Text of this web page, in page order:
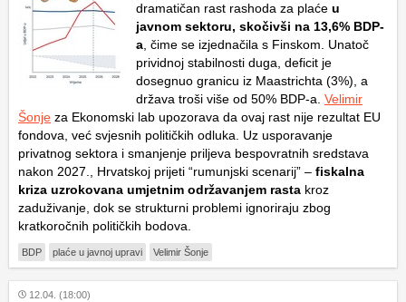
dramatičan rast rashoda za plaće u
javnom sektoru, skočivši na 13,6% BDP-
a , čime se izjednačila s Finskom. Unatoč
prividnoj stabilnosti duga, deficit je
dosegnuo granicu iz Maastrichta (3%), a
država troši više od 50% BDP-a. Velimir
Šonje za Ekonomski lab upozorava da ovaj rast nije rezultat EU
fondova, već svjesnih političkih odluka. Uz usporavanje
privatnog sektora i smanjenje priljeva bespovratnih sredstava
nakon 2027., Hrvatskoj prijeti “rumunjski scenarij” – fiskalna
kriza uzrokovana umjetnim održavanjem rasta kroz
zaduživanje, dok se strukturni problemi ignoriraju zbog
kratkoročnih političkih bodova.
BDP plaće u javnoj upravi Velimir Šonje
12.04. (18:00)